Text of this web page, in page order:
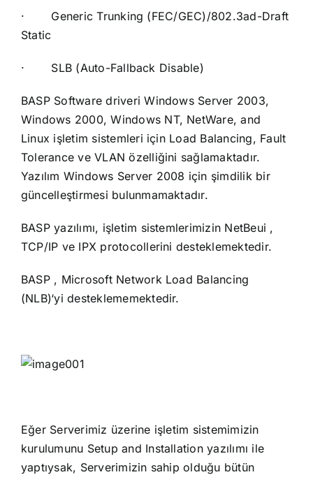
·
Generic Trunking (FEC/GEC)/802.3ad-Draft
Static
· SLB (Auto-Fallback Disable)
BASP Software driveri Windows Server 2003,
Windows 2000, Windows NT, NetWare, and
Linux işletim sistemleri için Load Balancing, Fault
Tolerance ve VLAN özelliğini sağlamaktadır.
Yazılım Windows Server 2008 için şimdilik bir
güncelleştirmesi bulunmamaktadır.
BASP yazılımı, işletim sistemlerimizin NetBeui ,
TCP/IP ve IPX protocollerini desteklemektedir.
BASP , Microsoft Network Load Balancing
(NLB)‘yi desteklememektedir.
Eğer Serverimiz üzerine işletim sistemimizin
kurulumunu Setup and Installation yazılımı ile
yaptıysak, Serverimizin sahip olduğu bütün